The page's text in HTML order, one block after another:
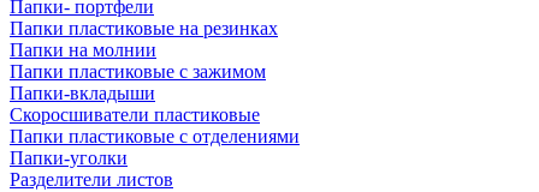
Папки- портфели
Папки пластиковые на резинках
Папки на молнии
Папки пластиковые с зажимом
Папки-вкладыши
Скоросшиватели пластиковые
Папки пластиковые с отделениями
Папки-уголки
Разделители листов